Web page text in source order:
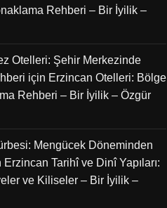
Rehberi – Bir İyilik –
Otelleri: Şehir Merkezinde
için Erzincan Otelleri: Bölge
Rehberi – Bir İyilik – Özgür
Mengücek Döneminden
Erzincan Tarihî ve Dinî Yapıları:
ve Kiliseler – Bir İyilik –